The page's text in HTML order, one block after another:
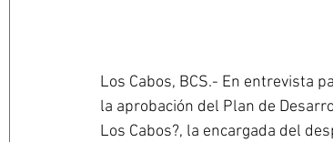
Los Cabos, BCS.- En entrevista
la aprobación del Plan de
Los Cabos?, la encargada del